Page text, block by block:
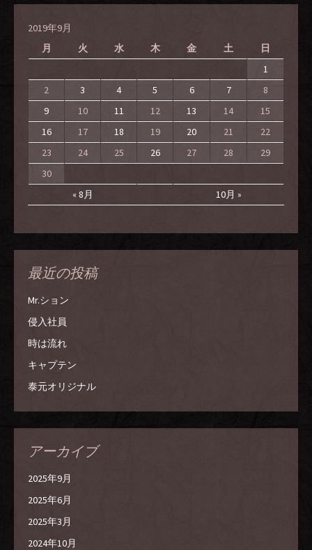
2019年9月
月
火 水 木 金 土 日
« 8月 10月 »
1
2
3 4 5 6 7
8
9
10 11 12 13 14
15
16
17 18 19 20 21
22
23
24 25 26 27 28
29
30
最近の投稿
Mr.ション
侵入社員
時は流れ
キャプテン
泰元オリジナル
アーカイブ
2025年9月
2025年6月
2025年3月
2024年10月